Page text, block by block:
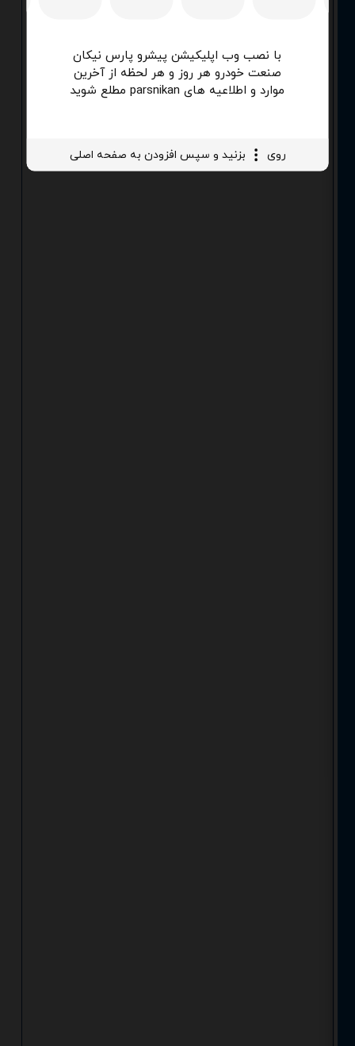
با نصب وب اپلیکیشن پیشرو پارس نیکان
صنعت خودرو هر روز و هر لحظه از آخرین
موارد و اطلاعیه های parsnikan مطلع شوید
روی بزنید و سپس افزودن به صفحه اصلی